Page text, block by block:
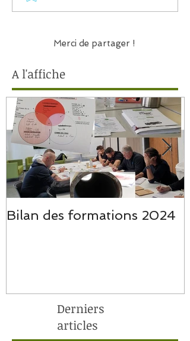
Merci de partager !
A l'affiche
Bilan des formations 2024
Derniers
articles